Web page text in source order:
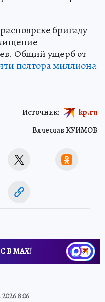
бригаду
Общий ущерб от
полтора миллиона
Вячеслав КУИМОВ
Источник: kp.ru
В МАХ!
8:06